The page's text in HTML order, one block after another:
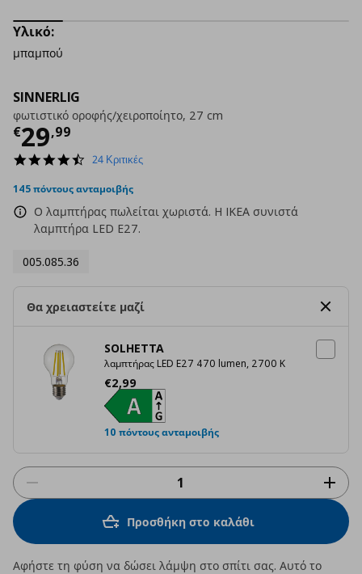
SINNERLIG
φωτιστικό οροφής/χειροποίητο, 27 cm
€29,99
Τρέχουσα τιμή
4.7
rating
24 Κριτικές
145 πόντους ανταμοιβής
Ο λαμπτήρας πωλείται χωριστά. H IKEA συνιστά
λαμπτήρα LED E27.
005.085.36
Υλικό:
μπαμπού
Θα χρειαστείτε μαζί
SOLHETTA
λαμπτήρας LED E27 470 lumen, 2700 K
€2,99
Τρέχουσα τιμή
10 πόντους ανταμοιβής
Προσθήκη στο καλάθι
Αφήστε τη φύση να δώσει λάμψη στο σπίτι σας. Αυτό το